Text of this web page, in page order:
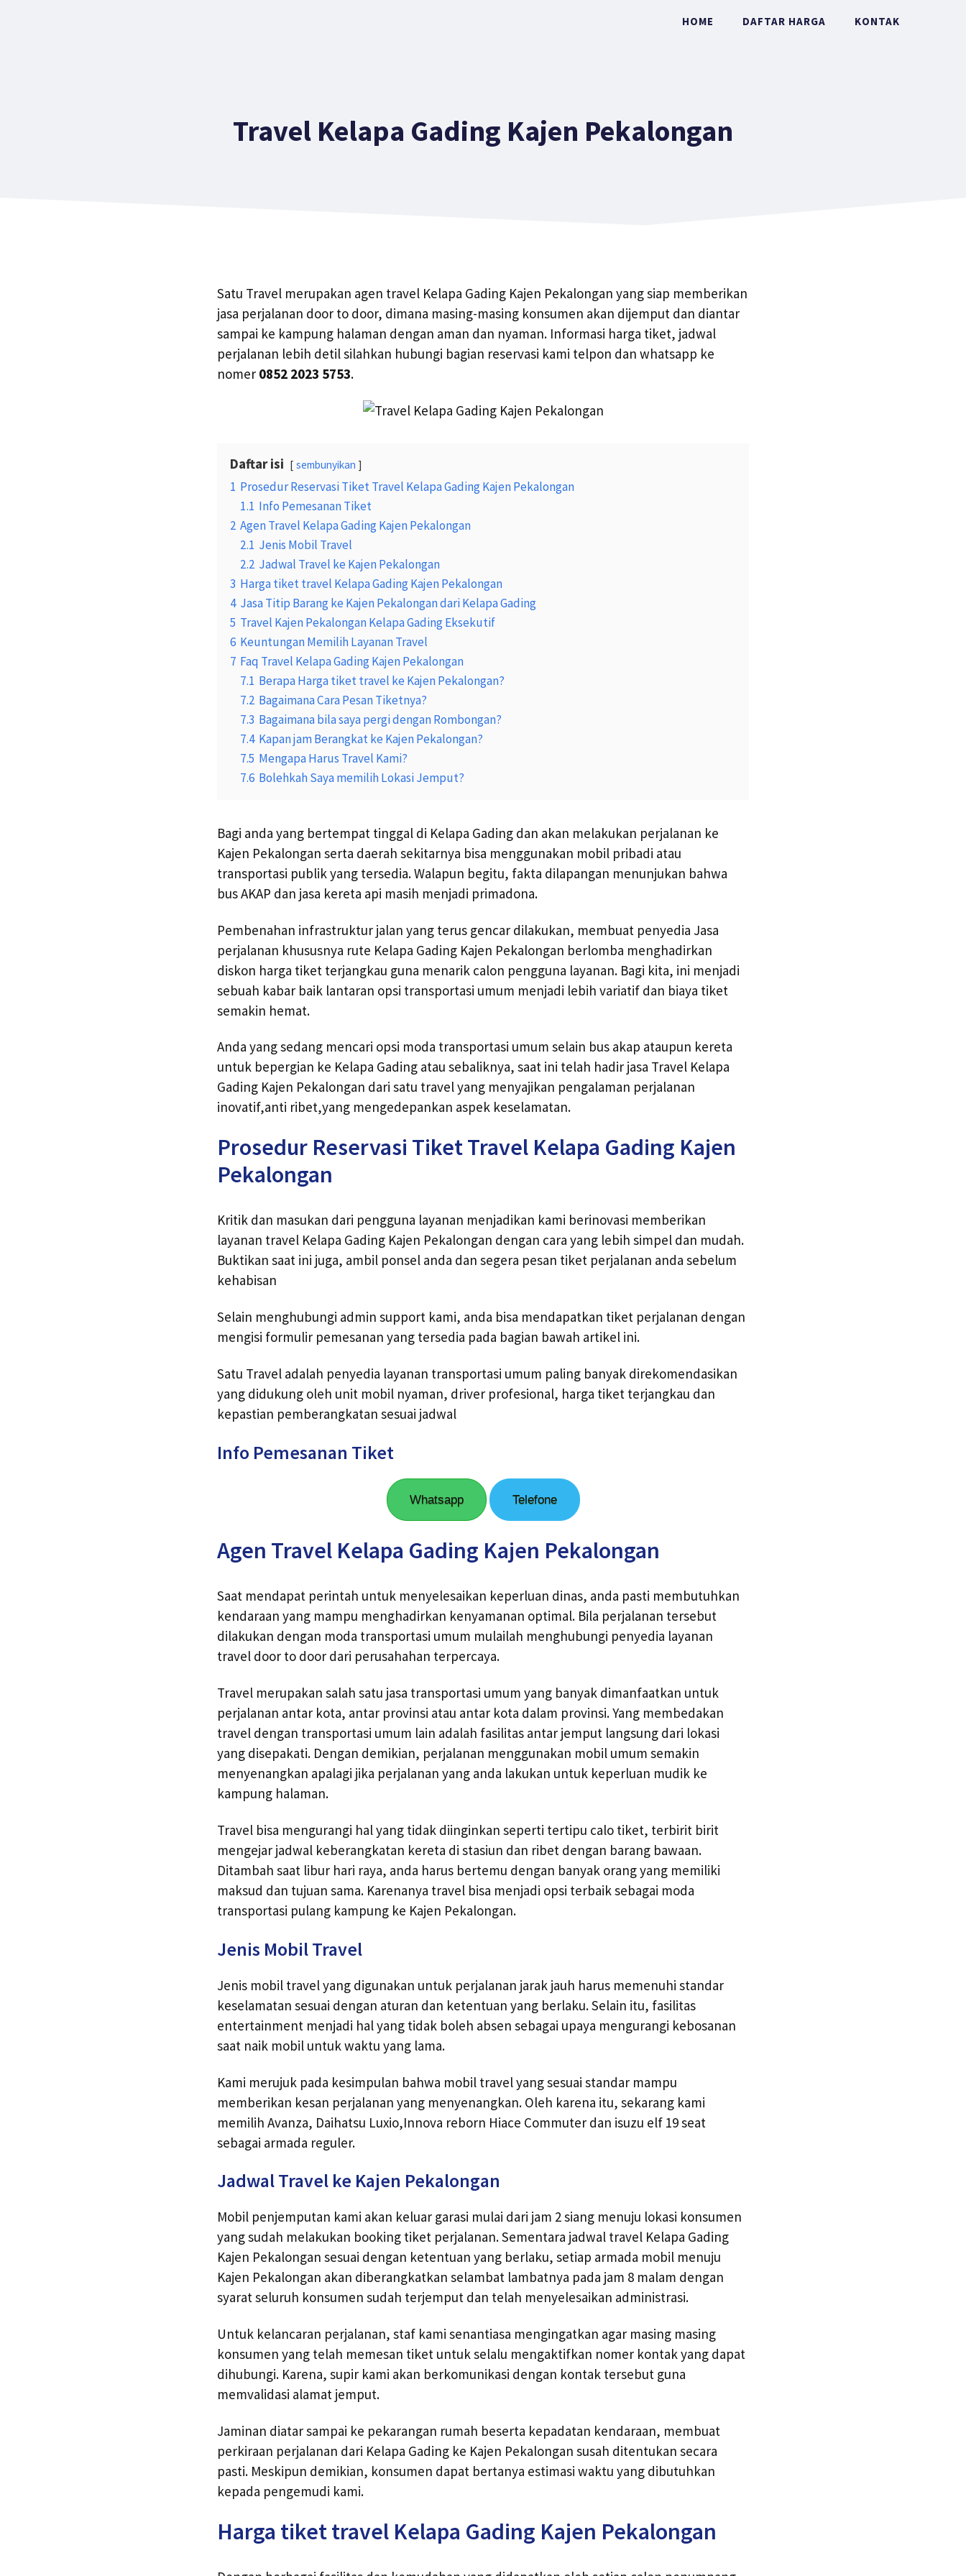
HOME DAFTAR HARGA KONTAK
Travel Kelapa Gading Kajen Pekalongan
Satu Travel merupakan agen travel Kelapa Gading Kajen Pekalongan yang siap memberikan
jasa perjalanan door to door, dimana masing-masing konsumen akan dijemput dan diantar
sampai ke kampung halaman dengan aman dan nyaman. Informasi harga tiket, jadwal
perjalanan lebih detil silahkan hubungi bagian reservasi kami telpon dan whatsapp ke
nomer 0852 2023 5753.
Daftar isi sembunyikan
1 Prosedur Reservasi Tiket Travel Kelapa Gading Kajen Pekalongan
1.1 Info Pemesanan Tiket
2 Agen Travel Kelapa Gading Kajen Pekalongan
2.1 Jenis Mobil Travel
2.2 Jadwal Travel ke Kajen Pekalongan
3 Harga tiket travel Kelapa Gading Kajen Pekalongan
4 Jasa Titip Barang ke Kajen Pekalongan dari Kelapa Gading
5 Travel Kajen Pekalongan Kelapa Gading Eksekutif
6 Keuntungan Memilih Layanan Travel
7 Faq Travel Kelapa Gading Kajen Pekalongan
7.1 Berapa Harga tiket travel ke Kajen Pekalongan?
7.2 Bagaimana Cara Pesan Tiketnya?
7.3 Bagaimana bila saya pergi dengan Rombongan?
7.4 Kapan jam Berangkat ke Kajen Pekalongan?
7.5 Mengapa Harus Travel Kami?
7.6 Bolehkah Saya memilih Lokasi Jemput?
Bagi anda yang bertempat tinggal di Kelapa Gading dan akan melakukan perjalanan ke
Kajen Pekalongan serta daerah sekitarnya bisa menggunakan mobil pribadi atau
transportasi publik yang tersedia. Walapun begitu, fakta dilapangan menunjukan bahwa
bus AKAP dan jasa kereta api masih menjadi primadona.
Pembenahan infrastruktur jalan yang terus gencar dilakukan, membuat penyedia Jasa
perjalanan khususnya rute Kelapa Gading Kajen Pekalongan berlomba menghadirkan
diskon harga tiket terjangkau guna menarik calon pengguna layanan. Bagi kita, ini menjadi
sebuah kabar baik lantaran opsi transportasi umum menjadi lebih variatif dan biaya tiket
semakin hemat.
Anda yang sedang mencari opsi moda transportasi umum selain bus akap ataupun kereta
untuk bepergian ke Kelapa Gading atau sebaliknya, saat ini telah hadir jasa Travel Kelapa
Gading Kajen Pekalongan dari satu travel yang menyajikan pengalaman perjalanan
inovatif,anti ribet,yang mengedepankan aspek keselamatan.
Prosedur Reservasi Tiket Travel Kelapa Gading Kajen
Pekalongan
Kritik dan masukan dari pengguna layanan menjadikan kami berinovasi memberikan
layanan travel Kelapa Gading Kajen Pekalongan dengan cara yang lebih simpel dan mudah.
Buktikan saat ini juga, ambil ponsel anda dan segera pesan tiket perjalanan anda sebelum
kehabisan
Selain menghubungi admin support kami, anda bisa mendapatkan tiket perjalanan dengan
mengisi formulir pemesanan yang tersedia pada bagian bawah artikel ini.
Satu Travel adalah penyedia layanan transportasi umum paling banyak direkomendasikan
yang didukung oleh unit mobil nyaman, driver profesional, harga tiket terjangkau dan
kepastian pemberangkatan sesuai jadwal
Info Pemesanan Tiket
Whatsapp Telefone
Agen Travel Kelapa Gading Kajen Pekalongan
Saat mendapat perintah untuk menyelesaikan keperluan dinas, anda pasti membutuhkan
kendaraan yang mampu menghadirkan kenyamanan optimal. Bila perjalanan tersebut
dilakukan dengan moda transportasi umum mulailah menghubungi penyedia layanan
travel door to door dari perusahahan terpercaya.
Travel merupakan salah satu jasa transportasi umum yang banyak dimanfaatkan untuk
perjalanan antar kota, antar provinsi atau antar kota dalam provinsi. Yang membedakan
travel dengan transportasi umum lain adalah fasilitas antar jemput langsung dari lokasi
yang disepakati. Dengan demikian, perjalanan menggunakan mobil umum semakin
menyenangkan apalagi jika perjalanan yang anda lakukan untuk keperluan mudik ke
kampung halaman.
Travel bisa mengurangi hal yang tidak diinginkan seperti tertipu calo tiket, terbirit birit
mengejar jadwal keberangkatan kereta di stasiun dan ribet dengan barang bawaan.
Ditambah saat libur hari raya, anda harus bertemu dengan banyak orang yang memiliki
maksud dan tujuan sama. Karenanya travel bisa menjadi opsi terbaik sebagai moda
transportasi pulang kampung ke Kajen Pekalongan.
Jenis Mobil Travel
Jenis mobil travel yang digunakan untuk perjalanan jarak jauh harus memenuhi standar
keselamatan sesuai dengan aturan dan ketentuan yang berlaku. Selain itu, fasilitas
entertainment menjadi hal yang tidak boleh absen sebagai upaya mengurangi kebosanan
saat naik mobil untuk waktu yang lama.
Kami merujuk pada kesimpulan bahwa mobil travel yang sesuai standar mampu
memberikan kesan perjalanan yang menyenangkan. Oleh karena itu, sekarang kami
memilih Avanza, Daihatsu Luxio,Innova reborn Hiace Commuter dan isuzu elf 19 seat
sebagai armada reguler.
Jadwal Travel ke Kajen Pekalongan
Mobil penjemputan kami akan keluar garasi mulai dari jam 2 siang menuju lokasi konsumen
yang sudah melakukan booking tiket perjalanan. Sementara jadwal travel Kelapa Gading
Kajen Pekalongan sesuai dengan ketentuan yang berlaku, setiap armada mobil menuju
Kajen Pekalongan akan diberangkatkan selambat lambatnya pada jam 8 malam dengan
syarat seluruh konsumen sudah terjemput dan telah menyelesaikan administrasi.
Untuk kelancaran perjalanan, staf kami senantiasa mengingatkan agar masing masing
konsumen yang telah memesan tiket untuk selalu mengaktifkan nomer kontak yang dapat
dihubungi. Karena, supir kami akan berkomunikasi dengan kontak tersebut guna
memvalidasi alamat jemput.
Jaminan diatar sampai ke pekarangan rumah beserta kepadatan kendaraan, membuat
perkiraan perjalanan dari Kelapa Gading ke Kajen Pekalongan susah ditentukan secara
pasti. Meskipun demikian, konsumen dapat bertanya estimasi waktu yang dibutuhkan
kepada pengemudi kami.
Harga tiket travel Kelapa Gading Kajen Pekalongan